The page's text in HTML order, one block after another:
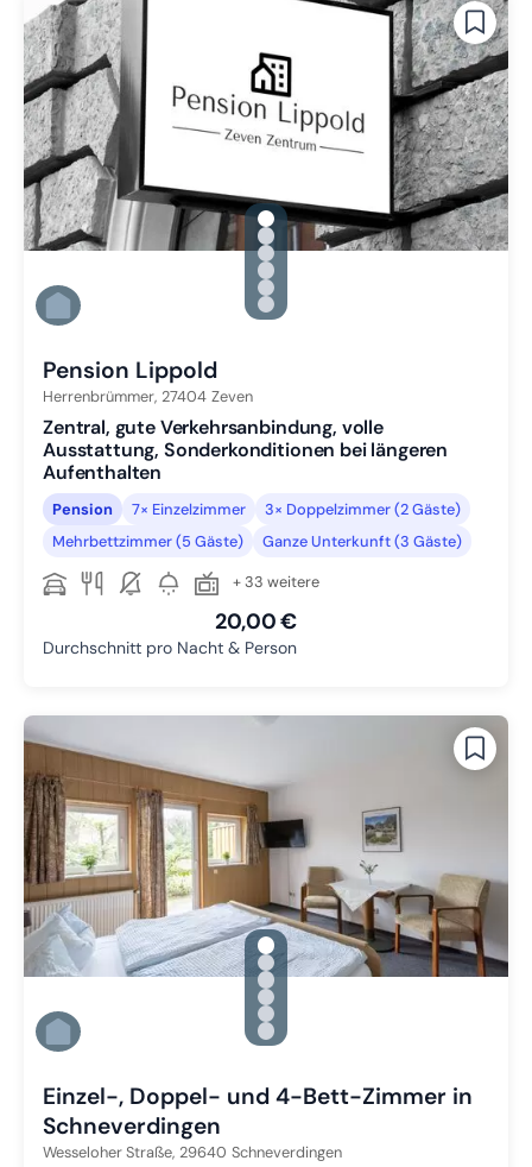
gallery.slide_selector
Zu Slide 1 wechseln
Zu Slide 2 wechseln
Zu Slide 3 wechseln
Zu Slide 4 wechseln
Zu Slide 5 wechseln
Zu Slide 6 wechseln
Pension Lippold
Herrenbrümmer, 27404 Zeven
Zentral, gute Verkehrsanbindung, volle
Ausstattung, Sonderkonditionen bei längeren
Aufenthalten
Pension 7× Einzelzimmer
3× Doppelzimmer (2 Gäste)
Mehrbettzimmer (5 Gäste)
Ganze Unterkunft (3 Gäste)
+ 33 weitere
20,00 €
Durchschnitt pro Nacht & Person
gallery.slide_selector
Zu Slide 1 wechseln
Zu Slide 2 wechseln
Zu Slide 3 wechseln
Zu Slide 4 wechseln
Zu Slide 5 wechseln
Zu Slide 6 wechseln
Einzel-, Doppel- und 4-Bett-Zimmer in
Schneverdingen
Wesseloher Straße, 29640 Schneverdingen